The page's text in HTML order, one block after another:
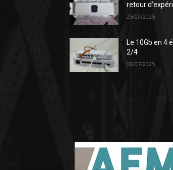
retour
25/09/2025
Le 10Gb en 4
2/4
08/07/2025